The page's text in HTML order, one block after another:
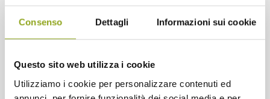
Consenso Dettagli Informazioni sui cookie
Questo sito web utilizza i cookie
Utilizziamo i cookie per personalizzare contenuti ed
essere inserita, con il brano "Guaio" nelle playlist editoriali
di Spotify "New Music Friday Italia " e "Scuola Indie ".In
collaborazione con